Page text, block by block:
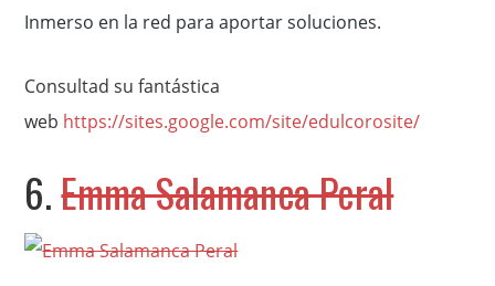
Inmerso en la red para aportar soluciones.
Consultad su fantástica
web https://sites.google.com/site/edulcorosite/
6.Emma Salamanca Peral